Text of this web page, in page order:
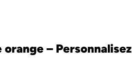
– Personnalisez